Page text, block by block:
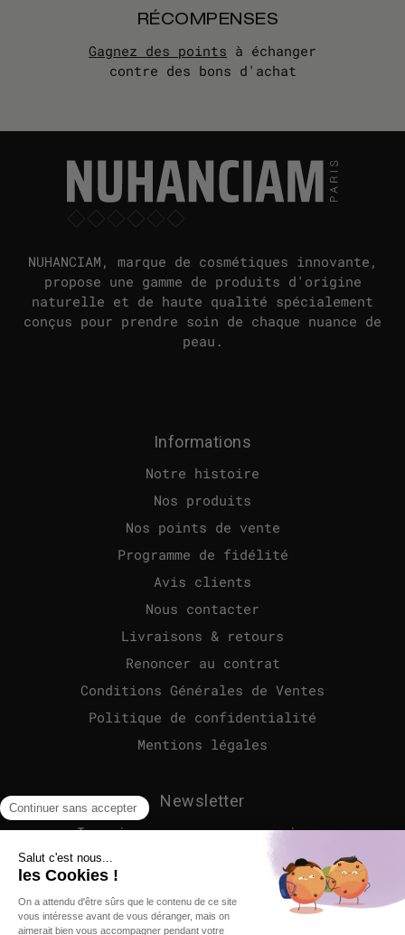
RÉCOMPENSES
Gagnez des points à échanger
contre des bons d'achat
NUHANCIAM, marque de cosmétiques innovante,
propose une gamme de produits d'origine
naturelle et de haute qualité spécialement
conçus pour prendre soin de chaque nuance de
peau.
Informations
Notre histoire
Nos produits
Nos points de vente
Programme de fidélité
Avis clients
Nous contacter
Livraisons & retours
Renoncer au contrat
Conditions Générales de Ventes
Politique de confidentialité
Mentions légales
Newsletter
Inscrivez-vous pour recevoir en
avant première nos nouveaux
produits et nos offres
exclusives, directement dans
votre boîte mail.